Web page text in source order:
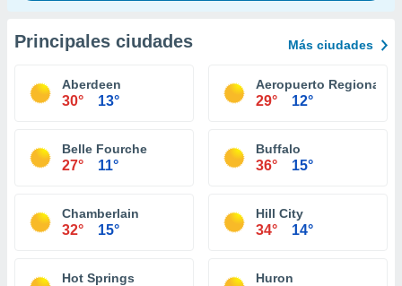
Principales ciudades Más ciudades
Aberdeen
30° 13°
Aeropuerto Regional
29° 12°
Belle Fourche
27° 11°
Buffalo
36° 15°
Chamberlain
32° 15°
Hill City
34° 14°
Hot Springs Huron